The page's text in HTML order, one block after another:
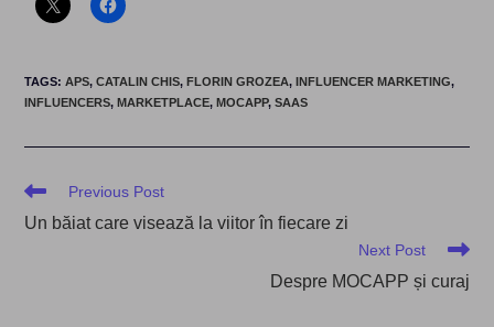
TAGS:APS, CATALIN CHIS, FLORIN GROZEA, INFLUENCER MARKETING,
INFLUENCERS, MARKETPLACE, MOCAPP, SAAS
Read
articles
Previous Post
Un băiat care visează la viitor în fiecare zi
Next Post
Despre MOCAPP și curaj